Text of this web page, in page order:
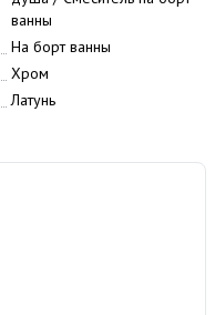
ванны
На борт ванны
Хром
Латунь